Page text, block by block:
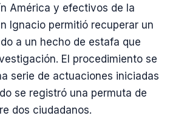
América y efectivos de la
Ignacio permitió recuperar un
a un hecho de estafa que
El procedimiento se
serie de actuaciones iniciadas
se registró una permuta de
dos ciudadanos.